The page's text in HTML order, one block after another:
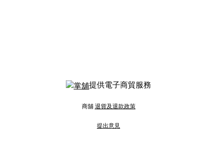
提供電子商貿服務
商舖 退貨及退款政策
提出意見